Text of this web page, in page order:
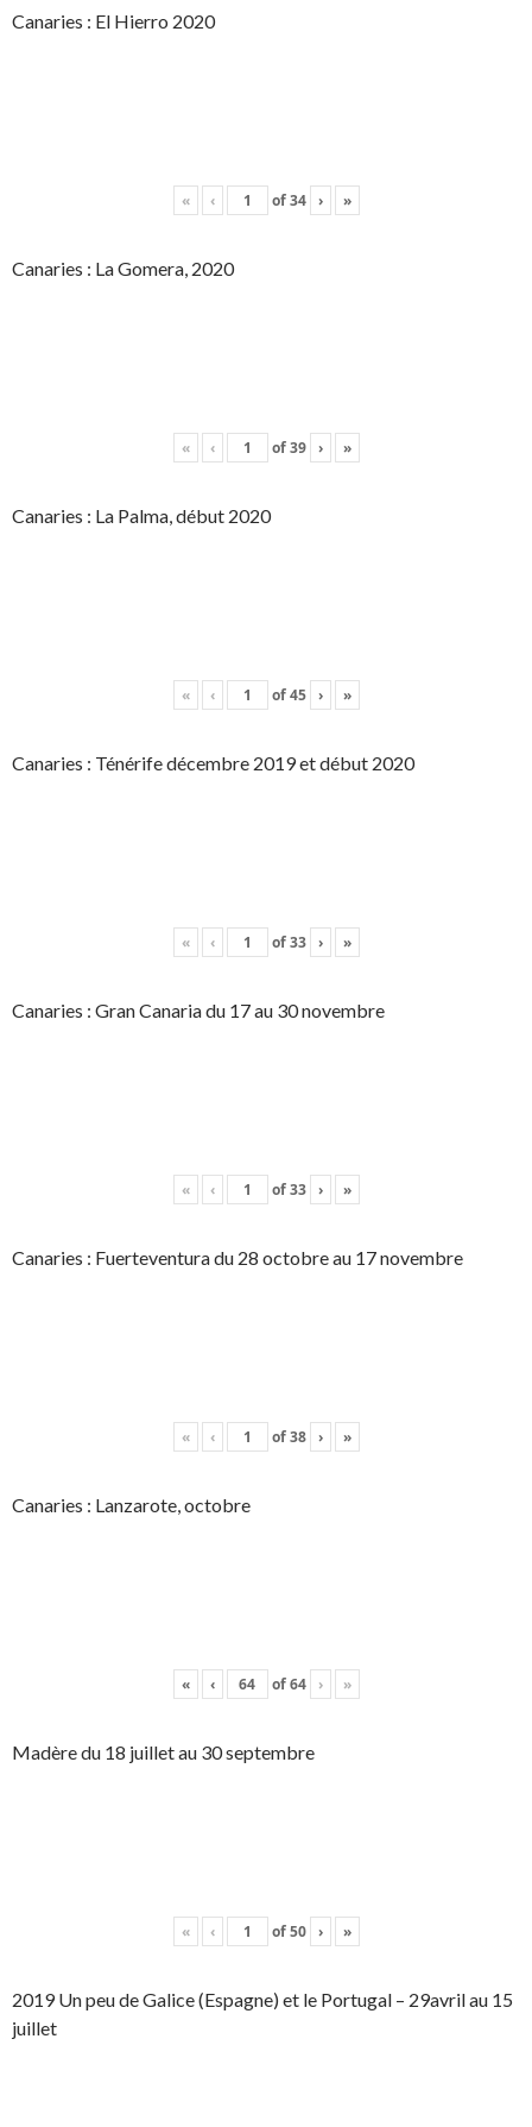
Canaries : El Hierro 2020
« ‹ of34 › »
Canaries : La Gomera, 2020
« ‹ of39 › »
Canaries : La Palma, début 2020
« ‹ of45 › »
Canaries : Ténérife décembre 2019 et début 2020
« ‹ of33 › »
Canaries : Gran Canaria du 17 au 30 novembre
« ‹ of33 › »
Canaries : Fuerteventura du 28 octobre au 17 novembre
« ‹ of38 › »
Canaries : Lanzarote, octobre
« ‹ of64 › »
Madère du 18 juillet au 30 septembre
« ‹ of50 › »
2019 Un peu de Galice (Espagne) et le Portugal – 29avril au 15
juillet